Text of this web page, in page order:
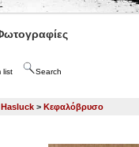
list Search
> Κεφαλόβρυσο